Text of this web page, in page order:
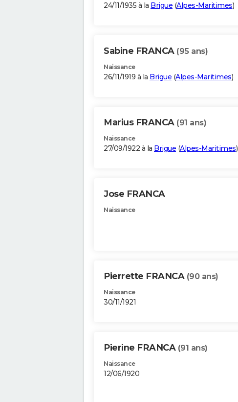
24/11/1935 à la Brigue (Alpes-Maritimes)
Sabine FRANCA (95 ans)
Naissance
26/11/1919 à la Brigue (Alpes-Maritimes)
Marius FRANCA (91 ans)
Naissance
27/09/1922 à la Brigue (Alpes-Maritimes)
Jose FRANCA
Naissance
Pierrette FRANCA (90 ans)
Naissance
30/11/1921
Pierine FRANCA (91 ans)
Naissance
12/06/1920